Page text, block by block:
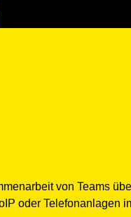
von Teams
oder